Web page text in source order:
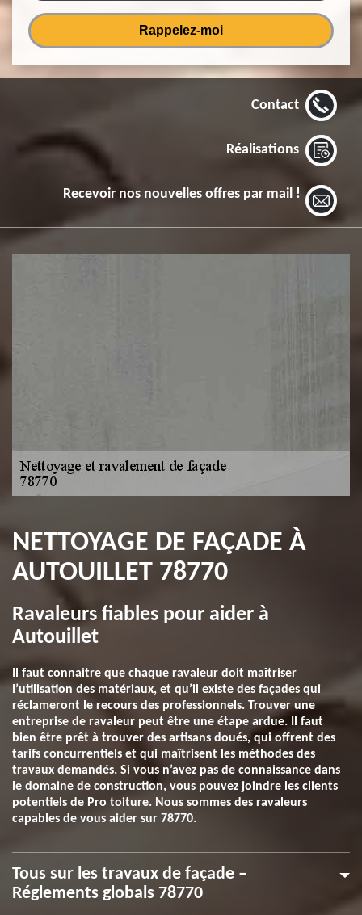
Contact
Réalisations
Recevoir nos nouvelles offres par mail !
NETTOYAGE DE FAÇADE À
AUTOUILLET 78770
Ravaleurs fiables pour aider à
Autouillet
Il faut connaitre que chaque ravaleur doit maîtriser
l’utilisation des matériaux, et qu’il existe des façades qui
réclameront le recours des professionnels. Trouver une
entreprise de ravaleur peut être une étape ardue. Il faut
bien être prêt à trouver des artisans doués, qui offrent des
tarifs concurrentiels et qui maîtrisent les méthodes des
travaux demandés. Si vous n’avez pas de connaissance dans
le domaine de construction, vous pouvez joindre les clients
potentiels de Pro toiture. Nous sommes des ravaleurs
capables de vous aider sur 78770.
Tous sur les travaux de façade –
Réglements globals 78770